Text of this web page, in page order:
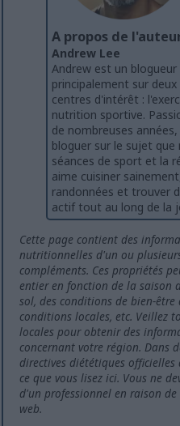
A propos de
Andrew Lee
Andrew est un
principalement sur
centres d'intérêt :
nutrition sportive.
de nombreuses
bloguer sur le sujet
séances de sport et la
aime cuisiner
randonnées et trouver
actif tout au long de la
Cette page contient des
nutritionnelles d'un ou
compléments. Ces propriétés
entier en fonction de la saison
sol, des conditions de bien-être
conditions locales, etc. Veillez
locales pour obtenir des
concernant votre région. Dans
directives diététiques
ce que vous lisez ici. Vous ne
d'un professionnel en raison de
web.